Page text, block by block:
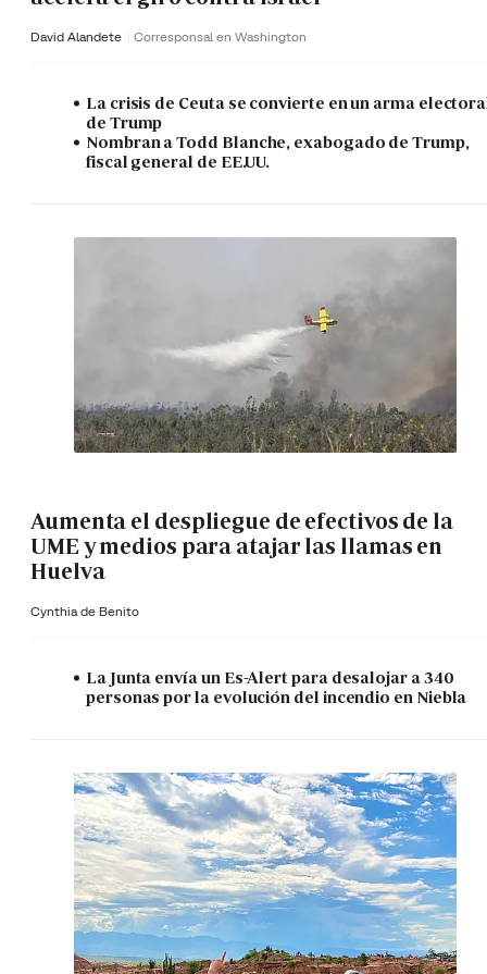
David Alandete Corresponsal en Washington
La crisis de Ceuta se convierte en un arma
de Trump
Nombran a Todd Blanche, exabogado de Trump,
fiscal general de EE.UU.
Aumenta el despliegue de efectivos de la
UME y medios para atajar las llamas en
Huelva
Cynthia de Benito
La Junta envía un Es-Alert para desalojar a 340
personas por la evolución del incendio en Niebla